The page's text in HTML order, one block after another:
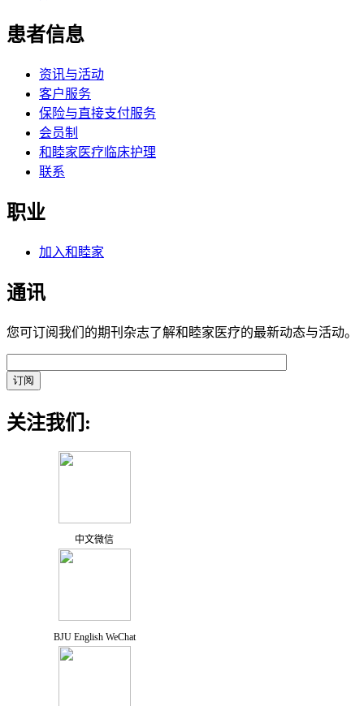
患者信息
资讯与活动
客户服务
保险与直接支付服务
会员制
和睦家医疗临床护理
联系
职业
加入和睦家
通讯
您可订阅我们的期刊杂志了解和睦家医疗的最新动态与活动。
关注我们:
中文微信
BJU English WeChat